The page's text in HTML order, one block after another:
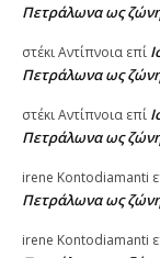
Πετράλωνα ως
στέκι Αντίπνοια επί
Πετράλωνα ως
στέκι Αντίπνοια επί
Πετράλωνα ως
irene Kontodiamanti
Πετράλωνα ως
irene Kontodiamanti